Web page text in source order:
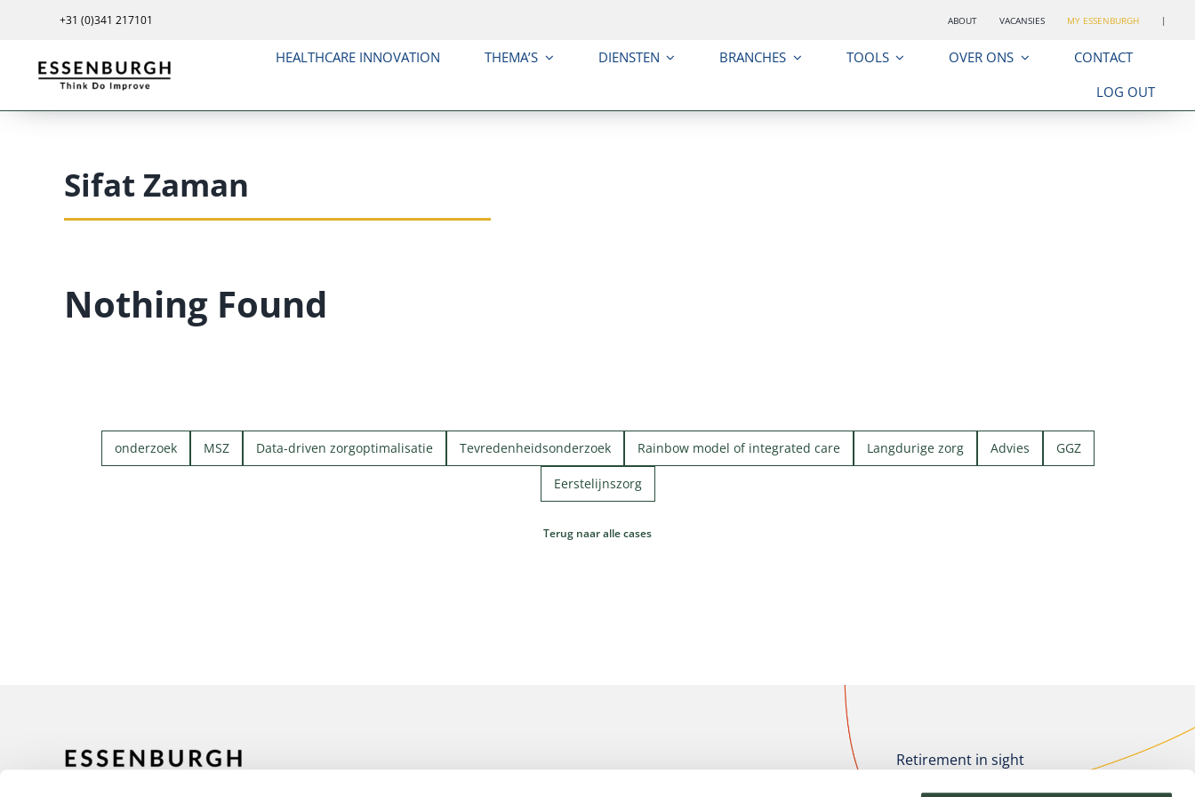
content
+31 (0)341 217101 ABOUT VACANSIES MY ESSENBURGH |
HEALTHCARE INNOVATION THEMA’S DIENSTEN BRANCHES TOOLS OVER ONS
CONTACT
LOG OUT
Sifat Zaman
Nothing Found
onderzoek MSZ Data-driven zorgoptimalisatie Tevredenheidsonderzoek Rainbow model of integrated care Langdurige zorg Advies GGZ
Eerstelijnszorg
Terug naar alle cases
Retirement in sight